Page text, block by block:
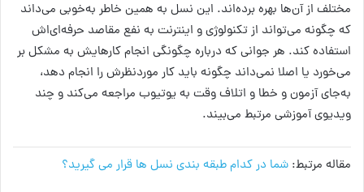
مختلف از آن‌ها بهره برده‌اند. این نسل به همین خاطر به‌خوبی می‌داند
که چگونه می‌تواند از تکنولوژی و اینترنت به نفع مقاصد حرفه‌ای‌اش
استفاده کند. هر جوانی که درباره چگونگی انجام کارهایش به مشکل بر
می‌خورد یا اصلا نمی‌داند چگونه باید کار موردنظرش را انجام دهد،
به‌جای آزمون و خطا و اتلاف وقت به یوتیوب مراجعه می‌کند و چند
ویدیوی آموزشی مرتبط می‌بیند.
مقاله مرتبط: شما در کدام طبقه بندی نسل ها قرار می گیرید؟